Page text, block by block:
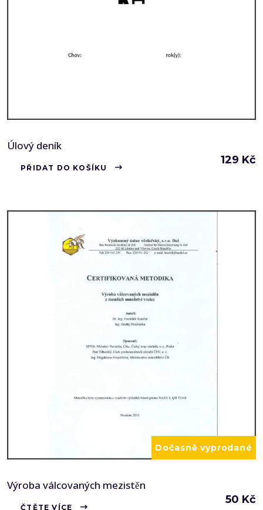
Úlový deník
129 Kč
PŘIDAT DO KOŠÍKU
Dočasně vyprodané
Výroba válcovaných mezistěn
50 Kč
ČTĚTE VÍCE